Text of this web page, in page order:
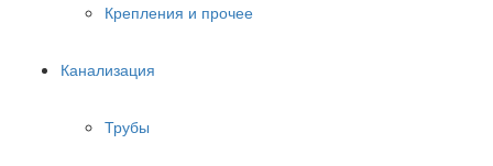
Крепления и прочее
Канализация
Трубы